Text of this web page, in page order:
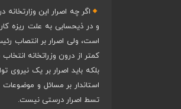
اگر چه اصرار این
و در ذیحسابی به علت ریزه
است، ولی اصرار بر انتصاب
کمتر از درون وزراتخانه
بلکه باید اصرار بر یک نیروی
استاندار بر مسائل و
تسط اصرار درستی نیست.